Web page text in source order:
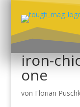
iron-
one
von Florian